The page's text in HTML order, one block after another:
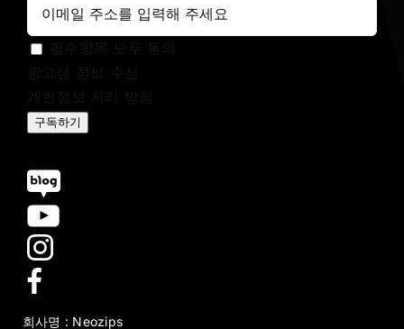
구독하기
회사명 : Neozips